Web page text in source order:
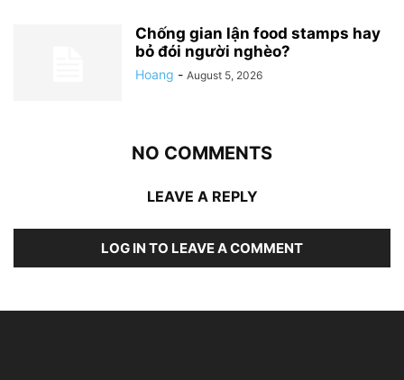
Chống gian lận food stamps hay
bỏ đói người nghèo?
Hoang - August 5, 2026
NO COMMENTS
LEAVE A REPLY
LOG IN TO LEAVE A COMMENT